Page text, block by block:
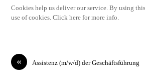
Cookies help us deliver our service. By using
use of cookies. Click here for more info.
« Assistenz (m/w/d) der Geschäftsführung